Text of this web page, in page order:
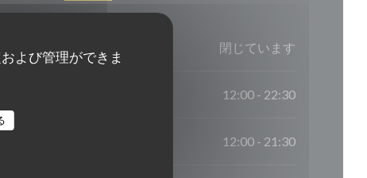
よび管理ができま
閉じています
12:00 - 22:30
12:00 - 21:30